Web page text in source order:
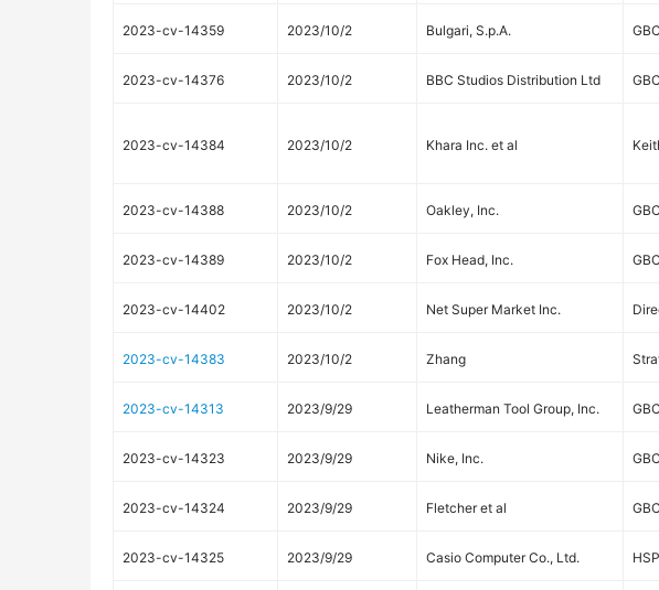
2023-cv-14359 2023/10/2 Bulgari, S.p.A. GBC
2023-cv-14376 2023/10/2 BBC Studios Distribution Ltd GBC
2023-cv-14384 2023/10/2 Khara Inc. et al
2023-cv-14388 2023/10/2 Oakley, Inc. GBC
2023-cv-14389 2023/10/2 Fox Head, Inc. GBC
2023-cv-14402 2023/10/2 Net Super Market Inc.
2023-cv-14383 2023/10/2 Zhang
2023-cv-14313 2023/9/29 Leatherman Tool Group, Inc. GBC
2023-cv-14323 2023/9/29 Nike, Inc. GBC
2023-cv-14324 2023/9/29 Fletcher et al GBC
2023-cv-14325 2023/9/29 Casio Computer Co., Ltd. HSP